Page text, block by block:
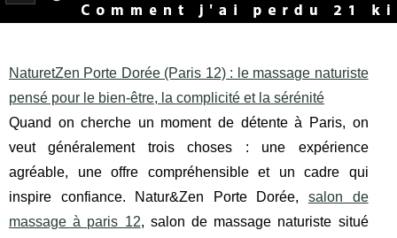
NaturetZen Porte Dorée (Paris 12) : le massage naturiste
pensé pour le bien‑être, la complicité et la sérénité
Quand on cherche un moment de détente à Paris, on
veut généralement trois choses : une expérience
agréable, une offre compréhensible et un cadre qui
inspire confiance. Natur&Zen Porte Dorée, salon de
massage à paris 12, salon de massage naturiste situé